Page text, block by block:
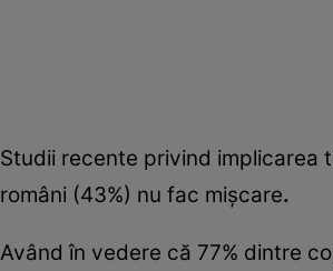
Studii recente privind implicarea
români (43%) nu fac mişcare.
Având în vedere că 77% dintre